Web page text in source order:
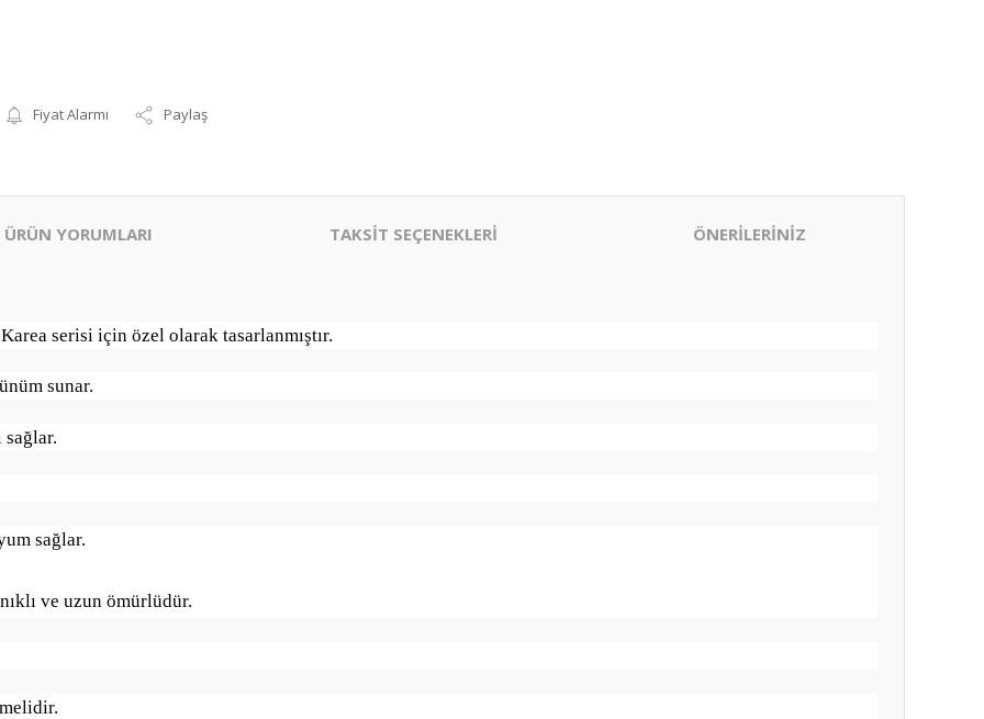
Fiyat Alarmı Paylaş
ÜRÜN YORUMLARI TAKSİT SEÇENEKLERİ ÖNERİLERİNİZ
serisi için özel olarak tasarlanmıştır.
sunar.
sağlar.
ve uzun ömürlüdür.